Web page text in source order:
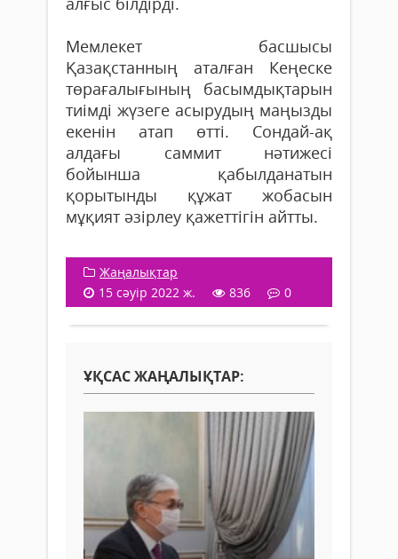
Мемлекет басшысы
Қазақстанның аталған Кеңеске
төрағалығының басымдықтарын
тиімді жүзеге асырудың маңызды
екенін атап өтті. Сондай-ақ
алдағы саммит нәтижесі
бойынша қабылданатын
қорытынды құжат жобасын
мұқият әзірлеу қажеттігін айтты.
Жаңалықтар
15 сәуір 2022 ж.
836 0
ҰҚСАС ЖАҢАЛЫҚТАР: